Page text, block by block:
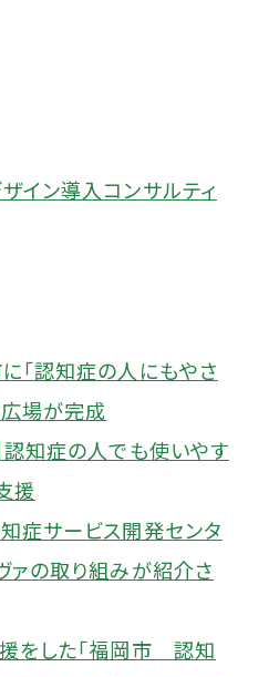
イン導入コンサルティ
「認知症の人にもやさ
広場が完成
認知症の人でも使いやす
援
症サービス開発センタ
ァの取り組みが紹介さ
をした「福岡市 認知